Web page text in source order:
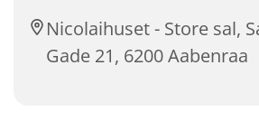
Nicolaihuset - Store sal,
Gade 21, 6200 Aabenraa